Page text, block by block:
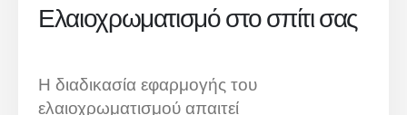
Ελαιοχρωματισμό στο σπίτι σας
Η διαδικασία εφαρμογής του
ελαιοχρωματισμού απαιτεί